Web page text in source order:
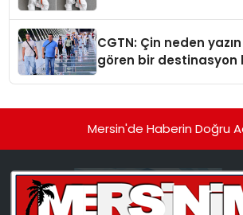
CGTN: Çin neden
gören bir destinasyon
Mersin'de Haberin Doğru